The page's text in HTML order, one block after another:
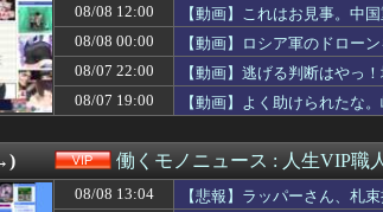
【悲報】韓国サッカー協会に性接待疑惑、
MDL｢秋葉原店オープン記念！キーボード
【悲報】仙台育英の女部員←ベンチ入り
【エヴァンゲリオン】ロボ道「エヴァン
大谷ドジャースがサヨナラ負けで7連敗！
【衝撃】移民さんの価値、発表されるｗ
【悲報】米卸・木徳神糧、経常利益が前
阪神タイガース、得失点差+58で貯金12
子育てママ達の「勉強って必要？」にモ
【悲報】ドン・キホーテ、『悲惨な状態
08/08 12:00
【動画】これはお見事。中
08/08 00:00
【動画】ロシア軍のドロー
08/07 22:00
【動画】逃げる判断はやっ
08/07 19:00
【動画】よく助けられたな
働くモノニュース : 人生VIP職
08/08 13:04
【悲報】ラッパーさん、札